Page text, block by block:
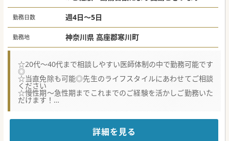
勤務日数 週4日～5日
勤務地 神奈川県 高座郡寒川町
☆20代～40代まで相談しやすい医師体制の中で勤務可能です
◎
☆当直免除も可能◎先生のライフスタイルにあわせてご相談
ください
☆慢性期～急性期までこれまでのご経験を活かしご勤務いた
だけます！
幅広い疾患・年代の患者様の対応が可能です
リワークプログラムを持ち働く世代の患者様の支援も行って
詳細を見る